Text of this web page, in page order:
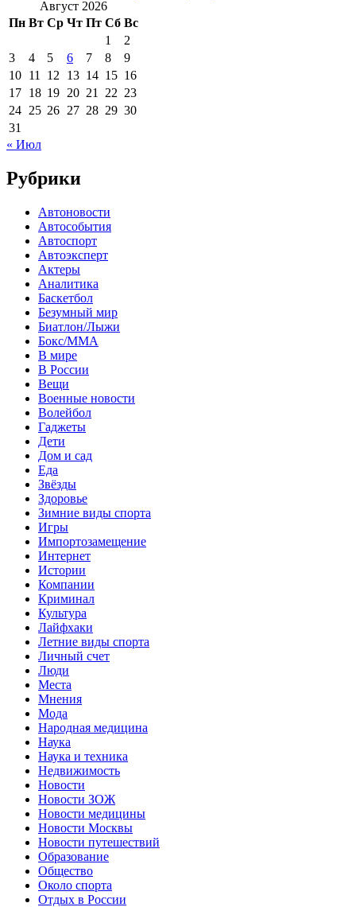
Август 2026
Пн Вт Ср Чт Пт Сб Вс
1
2
3
4 5 6 7 8
9
10 11 12 13 14 15 16
17 18 19 20 21 22 23
24 25 26 27 28 29 30
31
« Июл
Рубрики
Автоновости
Автособытия
Автоспорт
Автоэксперт
Актеры
Аналитика
Баскетбол
Безумный мир
Биатлон/Лыжи
Бокс/MMA
В мире
В России
Вещи
Военные новости
Волейбол
Гаджеты
Дети
Дом и сад
Еда
Звёзды
Здоровье
Зимние виды спорта
Игры
Импортозамещение
Интернет
Истории
Компании
Криминал
Культура
Лайфхаки
Летние виды спорта
Личный счет
Люди
Места
Мнения
Мода
Народная медицина
Наука
Наука и техника
Недвижимость
Новости
Новости ЗОЖ
Новости медицины
Новости Москвы
Новости путешествий
Образование
Общество
Около спорта
Отдых в России